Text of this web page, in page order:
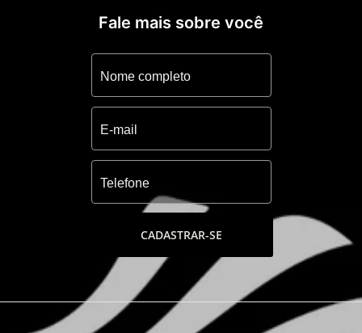
Fale mais sobre você
CADASTRAR-SE